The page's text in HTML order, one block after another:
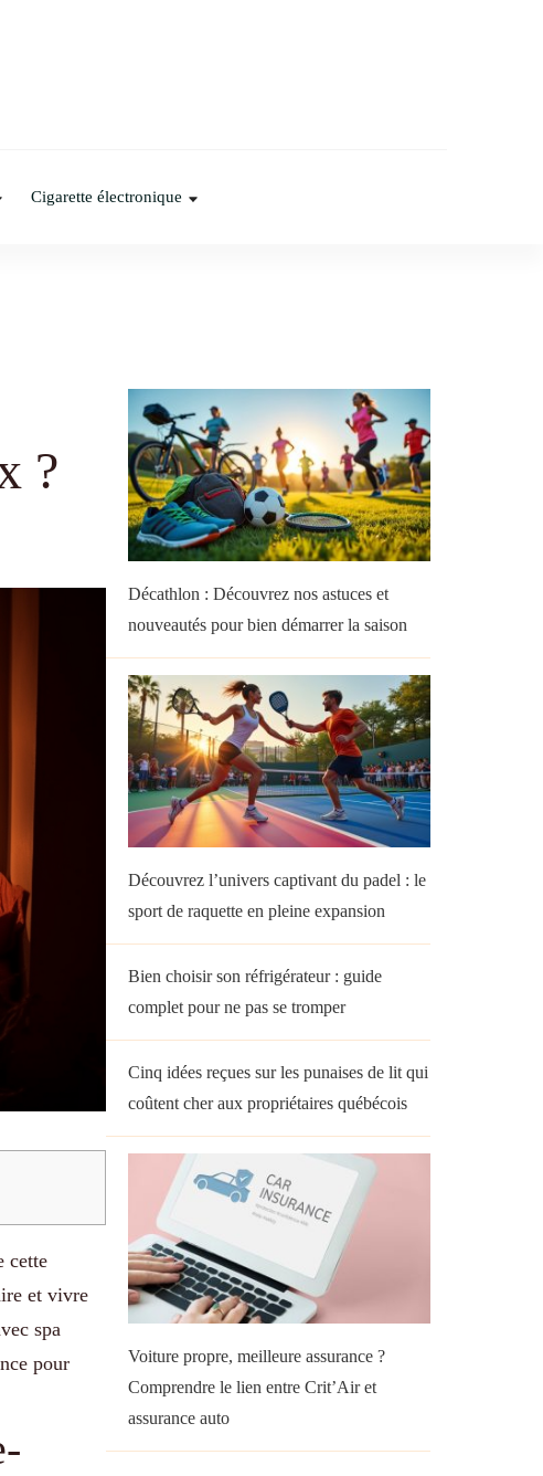
Cigarette électronique
?
cette
et vivre
spa
pour
Décathlon : Découvrez nos astuces et
nouveautés pour bien démarrer la saison
Découvrez l’univers captivant du padel : le
sport de raquette en pleine expansion
Bien choisir son réfrigérateur : guide
complet pour ne pas se tromper
Cinq idées reçues sur les punaises de lit qui
coûtent cher aux propriétaires québécois
Voiture propre, meilleure assurance ?
Comprendre le lien entre Crit’Air et
assurance auto